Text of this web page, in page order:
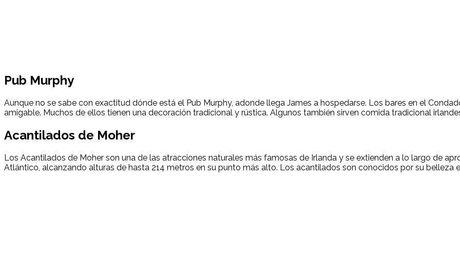
Pub Murphy
Aunque no se sabe con exactitud dónde está el Pub Murphy, adonde llega James a hospedarse. Los bares en el
amigable. Muchos de ellos tienen una decoración tradicional y rústica. Algunos también sirven comida tradicional
Acantilados de Moher
Los Acantilados de Moher son una de las atracciones naturales más famosas de Irlanda y se extienden a lo largo de
Atlántico, alcanzando alturas de hasta 214 metros en su punto más alto. Los acantilados son conocidos por su belleza